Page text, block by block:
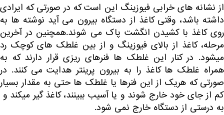
از نشانه های خرابی فیوزینگ این است که در صورتی که ایرادی
داشته باشد، وقتی کاغذ از دستگاه بیرون می آید نوشته ها به
روی کاغذ با کشیدن انگشت پاک می شوند.همچنین در آخرین
مرحله، کاغذ از بالای فیوزینگ و از بین غلطک های کوچک رد
میشود. در کنار این غلطک ها فنرهای ریزی قرار دارند که به
همراه غلطک ها کاغذ را به بیرون پرینتر هدایت می کنند. در
صورتی که هریک از این فنرها یا غلطک ها حتی به مقدار بسیار
کم از جای خود خارج شوند و یا آسیب ببینند، کاغذ گیر میکند و
به درستی از دستگاه خارج نمی شود.